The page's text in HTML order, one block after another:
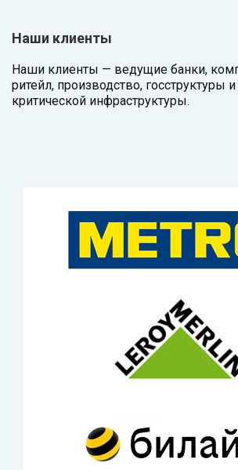
Наши клиенты
Наши клиенты — ведущие банки,
ритейл, производство, госструктуры
критической инфраструктуры.